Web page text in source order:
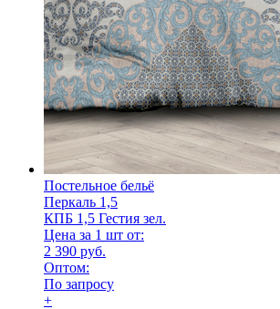
Постельное бельё
Перкаль 1,5
КПБ 1,5 Гестия зел.
Цена за 1 шт от:
2 390 руб.
Оптом:
По запросу
+